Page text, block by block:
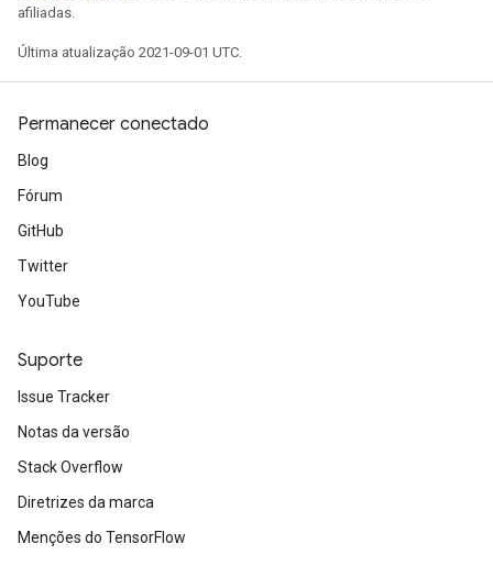
afiliadas.
Última atualização 2021-09-01 UTC.
Permanecer conectado
Blog
Fórum
GitHub
Twitter
YouTube
Suporte
Issue Tracker
Notas da versão
Stack Overflow
Diretrizes da marca
Menções do TensorFlow